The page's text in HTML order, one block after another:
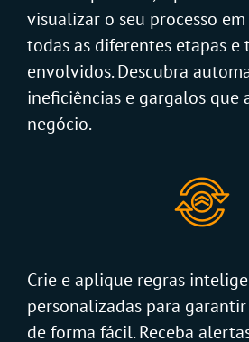
visualizar o seu processo
todas as diferentes etapas e
envolvidos. Descubra
ineficiências e gargalos que
negócio.
Crie e aplique regras
personalizadas para
de forma fácil. Receba